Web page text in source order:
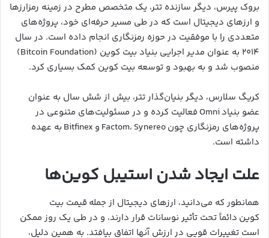
بروک پیرس، دیگر سازنده تتر، یک متخصص مطرح در زمینه رمزارزها
و ارزهای دیجیتال است که در طی مسیر حرفه‌ای خود، پروژه‌های
متعددی را با موفقیت در حوزه رمزنگاری انجام داده است. در سال
۲۰۱۴ به عنوان مدیر اجرایی بنیاد بیت کوین (Bitcoin Foundation)
منصوب شد و به بهبود و توسعه بیت کوین کمک بسیاری کرد.
کریگ سلارس، دیگر بنیان‌گذار تتر، بیش از شش سال به عنوان
عضو بنیاد Omni فعالیت کرده و در مسئولیت‌های متنوعی در
پروژه‌های رمزنگاری چون Factom، Synereo و Bitfinex به عهده
داشته است.
علت ایجاد شدن استیبل کوین‌ها
همانطور که می‌دانید، ارزهای دیجیتال از جمله قیمت بیت
کوین دائماً تحت تأثیر نوسانات قرار دارند، و در طی یک روز ممکن
است تغییرات قویی در ارزش آنها اتفاق بیافتد. به همین دلیل،